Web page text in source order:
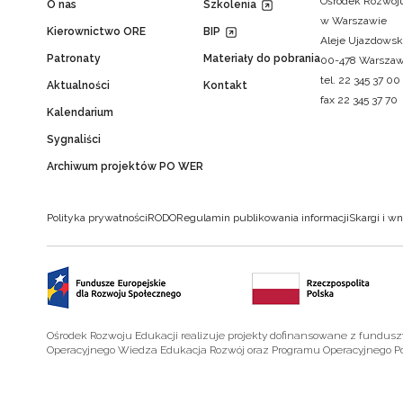
O nas
Kierownictwo ORE
Patronaty
Aktualności
Kalendarium
Sygnaliści
Archiwum projektów PO WER
Szkolenia
BIP
Materiały do pobrania
Kontakt
w Warszawie
Aleje
00-478
tel. 22 345 37 00
fax 22 345 37 70
Polityka prywatnościRODORegulamin publikowania informacjiSkargi i
Ośrodek Rozwoju Edukacji realizuje projekty dofinansowane z
Operacyjnego Wiedza Edukacja Rozwój oraz Programu Operacyjnego